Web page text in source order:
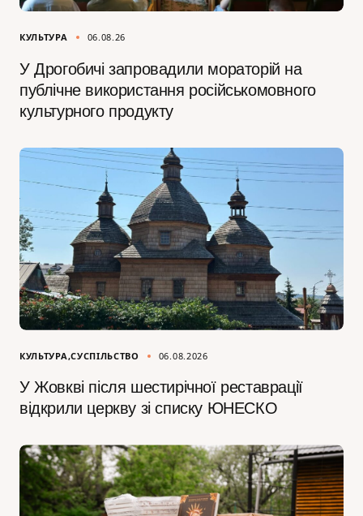
КУЛЬТУРА 06.08.26
У Дрогобичі запровадили мораторій на
публічне використання російськомовного
культурного продукту
КУЛЬТУРА СУСПІЛЬСТВО 06.08.2026
У Жовкві після шестирічної реставрації
відкрили церкву зі списку ЮНЕСКО